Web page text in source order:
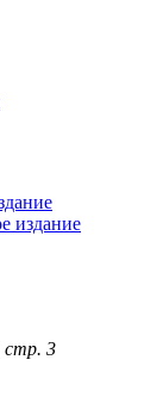
издание
стр. 3